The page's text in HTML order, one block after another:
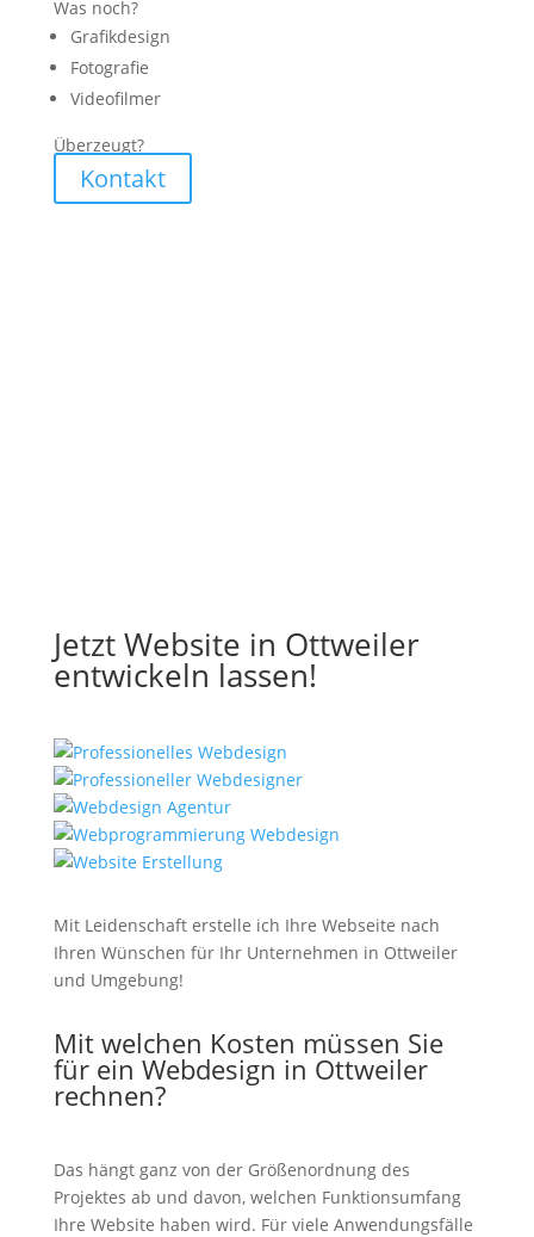
Was noch?
Grafikdesign
Fotografie
Videofilmer
Überzeugt?
Kontakt
Jetzt Website in Ottweiler
entwickeln lassen!
Mit Leidenschaft erstelle ich Ihre Webseite nach
Ihren Wünschen für Ihr Unternehmen in Ottweiler
und Umgebung!
Mit welchen Kosten müssen Sie
für ein Webdesign in Ottweiler
rechnen?
Das hängt ganz von der Größenordnung des
Projektes ab und davon, welchen Funktionsumfang
Ihre Website haben wird. Für viele Anwendungsfälle